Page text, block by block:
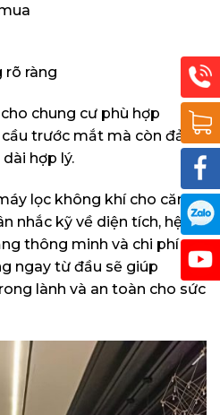
rõ ràng
chung cư phù hợp
trước mắt mà còn đảm
hợp lý.
lọc không khí cho căn
nhắc kỹ về diện tích, hệ
thông minh và chi phí
ngay từ đầu sẽ giúp
lành và an toàn cho sức